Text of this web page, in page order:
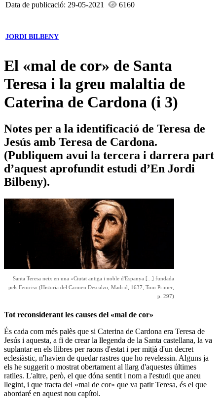
Data de publicació: 29-05-2021
6160
JORDI BILBENY
El «mal de cor» de Santa
Teresa i la greu malaltia de
Caterina de Cardona (i 3)
Notes per a la identificació de Teresa de
Jesús amb Teresa de Cardona.
(Publiquem avui la tercera i darrera part
d’aquest aprofundit estudi d’En Jordi
Bilbeny).
Santa Teresa neix en una «Ciutat antiga i noble d'Espanya [...] fundada
pels Fenicis» (Historia del Carmen Descalzo, Madrid, 1637, Tom Primer,
p. 297)
Tot reconsiderant les causes del «mal de cor»
És cada com més palès que si Caterina de Cardona era Teresa de
Jesús i aquesta, a fi de crear la llegenda de la Santa castellana, la va
suplantar en els llibres per raons d'estat i per mitjà d'un decret
eclesiàstic, n'havien de quedar rastres que ho revelessin. Alguns ja
els he suggerit o mostrat obertament al llarg d'aquestes últimes
ratlles. L'altre, però, el que dóna sentit i nom a l'estudi que aneu
llegint, i que tracta del «mal de cor» que va patir Teresa, és el que
abordaré en aquest nou capítol.